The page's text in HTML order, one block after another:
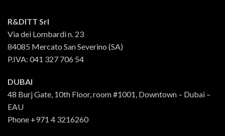
sale e peperoncino vengono
sistemati a mano nei vasetti di
vetro insieme all’olio di governo.
R&DITT Srl
Via dei Lombardi n. 23
84085 Mercato San Severino (SA)
P.IVA: 041 327 706 54
DUBAI
48 Burj Gate, 10th Floor, room #1001, Downtown – Dubai –
EAU
Phone +971 4 3216260